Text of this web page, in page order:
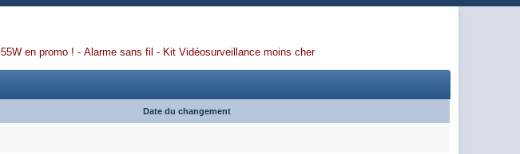
en promo ! - Alarme sans fil- Kit Vidéosurveillance moins cher
Date du changement